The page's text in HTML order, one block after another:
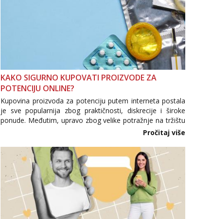
KAKO SIGURNO KUPOVATI PROIZVODE ZA
POTENCIJU ONLINE?
Kupovina proizvoda za potenciju putem interneta postala
je sve popularnija zbog praktičnosti, diskrecije i široke
ponude. Međutim, upravo zbog velike potražnje na tržištu
se pojavljuju i brojni krivotvoreni proizvodi, nepouzdane
internetske trgovine te proizvodi nepoznatog podrijetla. ...
Pročitaj više